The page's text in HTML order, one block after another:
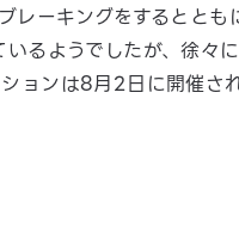
ーキングをするととも
るようでしたが、徐々
ョンは8月2日に開催さ